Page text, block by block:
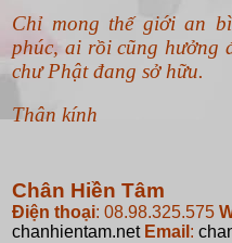
Chỉ mong thế giới an
phúc, ai rồi cũng hưởng
chư Phật đang sở hữu.
Thân kính
Chân Hiền Tâm
Điện thoại: 08.98.325.575
chanhientam.net Email :